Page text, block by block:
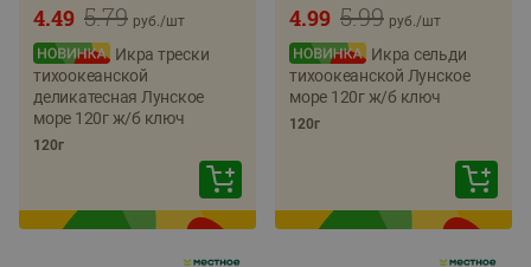
5.79
4.49 руб./шт
Икра трески
тихоокеанской
деликатесная Лунское
море 120г ж/б ключ
120г
5.99
4.99 руб./шт
Икра сельди
тихоокеанской Лунское
море 120г ж/б ключ
120г